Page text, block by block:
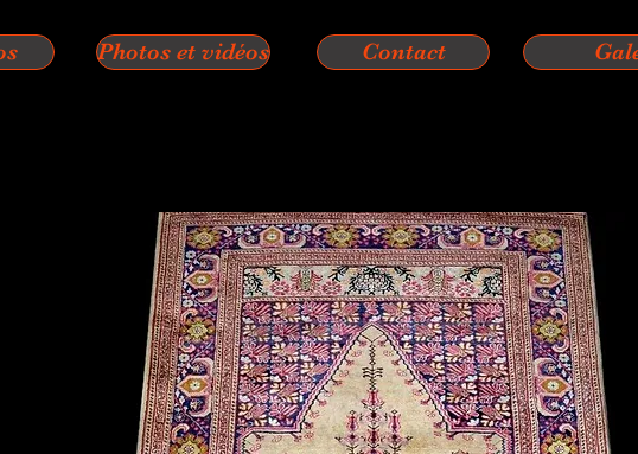
Photos et vidéos Contact